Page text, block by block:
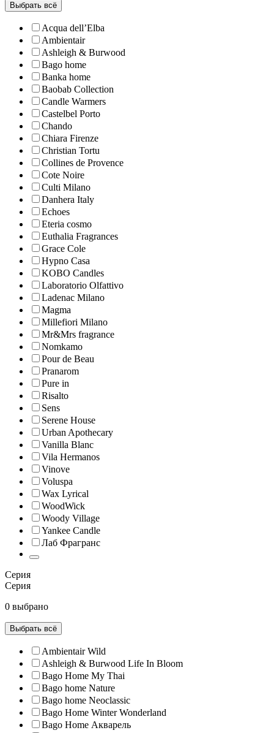
Выбрать всё
Acqua dell’Elba
Ambientair
Ashleigh & Burwood
Bago home
Banka home
Baobab Collection
Candle Warmers
Castelbel Porto
Chando
Chiara Firenze
Christian Tortu
Collines de Рrovencе
Cote Noire
Culti Milano
Danhera Italy
Echoes
Eteria cosmo
Euthalia Fragrances
Grace Cole
Hypno Casa
KOBO Candles
Laboratorio Olfattivo
Ladenac Milano
Magma
Millefiori Milano
Mr&Mrs fragrance
Nomkamo
Pour de Beau
Pranarom
Pure in
Risalto
Sens
Serene House
Urban Apothecary
Vanilla Blanc
Vila Hermanos
Vinove
Voluspa
Wax Lyrical
WoodWick
Woody Village
Yankee Candle
Лаб Фрагранс
Серия
Серия
0 выбрано
Выбрать всё
Ambientair Wild
Ashleigh & Burwood Life In Bloom
Bago Home My Thai
Bago home Nature
Bago home Neoclassic
Bago Home Winter Wonderland
Bago Home Акварель